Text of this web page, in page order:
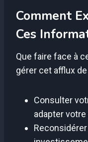
Comment
Ces
Que faire face à
gérer cet afflux
Consulter
adapter